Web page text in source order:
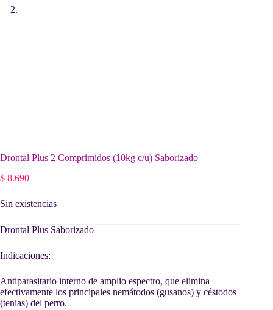
Drontal Plus 2 Comprimidos (10kg c/u) Saborizado
$ 8.690
Sin existencias
Drontal Plus Saborizado
Indicaciones:
Antiparasitario interno de amplio espectro, que elimina
efectivamente los principales nemátodos (gusanos) y céstodos
(tenias) del perro.